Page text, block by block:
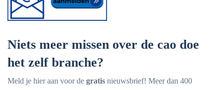
Niets meer missen over de cao doe
het zelf branche?
Meld je hier aan voor de gratis nieuwsbrief! Meer dan 400